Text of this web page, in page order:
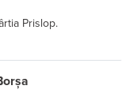
Prislop.